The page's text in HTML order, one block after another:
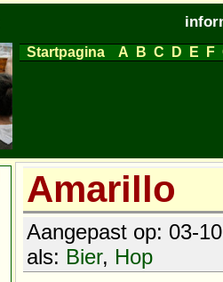
Startpagina A B C D E F
Amarillo
Aangepast op: 03-
als: Bier, Hop